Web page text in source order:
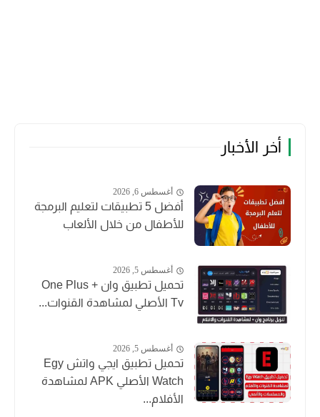
أخر الأخبار
أغسطس 6, 2026
أفضل 5 تطبيقات لتعليم البرمجة
للأطفال من خلال الألعاب
أغسطس 5, 2026
تحميل تطبيق وان + One Plus
Tv الأصلي لمشاهدة القنوات...
أغسطس 5, 2026
تحميل تطبيق ايجي واتش Egy
Watch الأصلي APK لمشاهدة
الأفلام...